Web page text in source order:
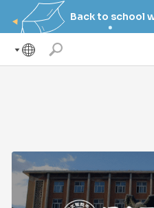
Back to school